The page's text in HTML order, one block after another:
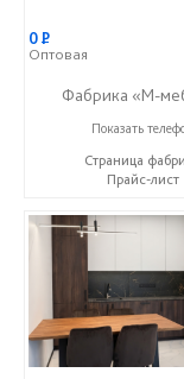
0Р
Оптовая
Фабрика «М-
+7 (902) 349-19-
Показать
Страница
Прайс-лист